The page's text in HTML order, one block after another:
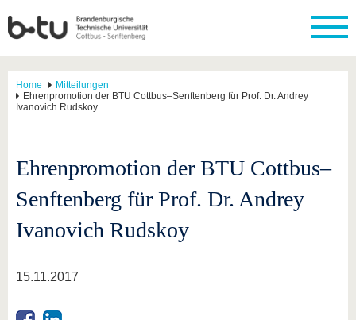
Home
Mitteilungen
Ehrenpromotion der BTU Cottbus–Senftenberg für Prof. Dr. Andrey
Ivanovich Rudskoy
Ehrenpromotion der BTU Cottbus–
Senftenberg für Prof. Dr. Andrey
Ivanovich Rudskoy
15.11.2017